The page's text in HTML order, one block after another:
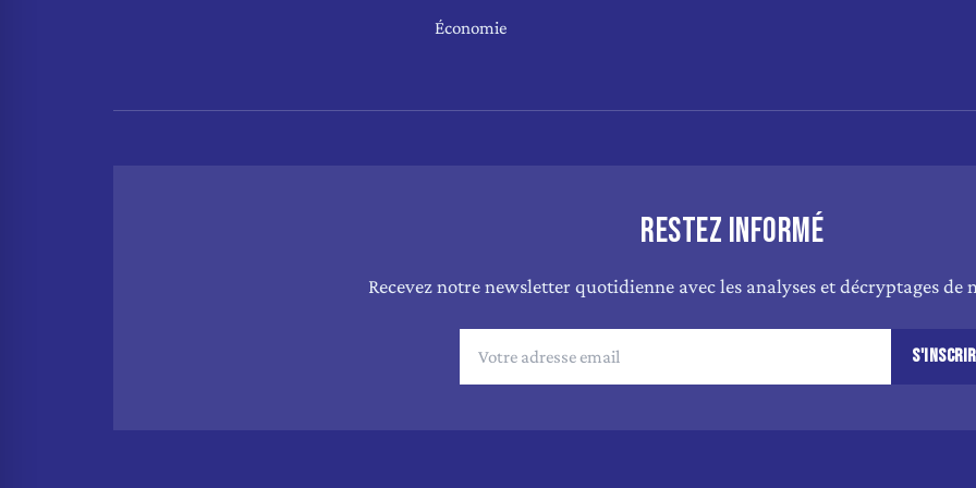
Économie
RESTEZ INFORMÉ
Recevez notre newsletter quotidienne avec les analyses et décryptages de